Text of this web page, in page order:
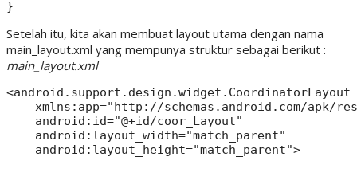
Setelah itu, kita akan membuat layout utama dengan nama
main_layout.xml yang mempunya struktur sebagai berikut :
main_layout.xml
xmlns:app="http://schemas.android.com/apk/
    android:id="@+id/coor_Layout"
    android:layout_width="match_parent"
    android:layout_height="match_parent">